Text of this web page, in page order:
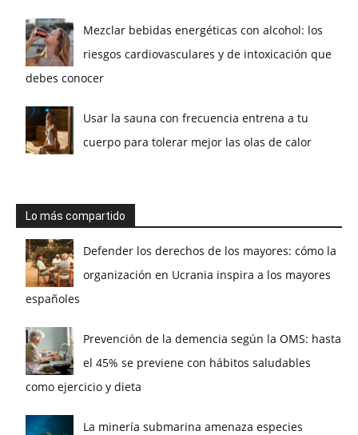
Mezclar bebidas energéticas con alcohol: los
riesgos cardiovasculares y de intoxicación que
debes conocer
Usar la sauna con frecuencia entrena a tu
cuerpo para tolerar mejor las olas de calor
Lo más compartido
Defender los derechos de los mayores: cómo la
organización en Ucrania inspira a los mayores
españoles
Prevención de la demencia según la OMS: hasta
el 45% se previene con hábitos saludables
como ejercicio y dieta
La minería submarina amenaza especies